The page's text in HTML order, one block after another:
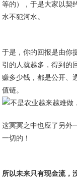
等的），于是大家以契
水不犯河水。
于是，你的回报是由你
引的人就越多，得到的
赚多少钱，都是公开、
值链。
这冥冥之中也应了另外
一切的！
所以未来只有现金流，